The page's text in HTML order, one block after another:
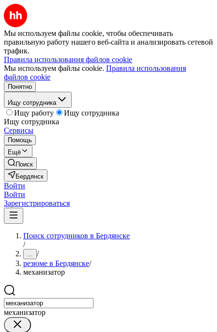
Мы используем файлы cookie, чтобы обеспечивать
правильную работу нашего веб-сайта и анализировать сетевой
трафик.
Правила использования файлов cookie
Мы используем файлы cookie. Правила использования
файлов cookie
Понятно
Ищу сотрудника
Ищу работу
Ищу сотрудника
Ищу сотрудника
Сервисы
Помощь
Ещё
Поиск
Бердянск
Войти
Войти
Зарегистрироваться
Поиск сотрудников в Бердянске
/
... /
резюме в Бердянске/
механизатор
механизатор